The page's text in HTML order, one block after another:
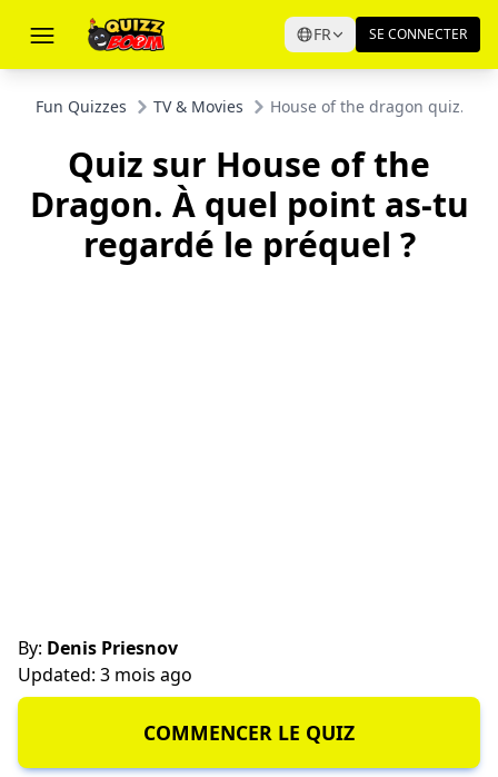
FR SE CONNECTER
Fun Quizzes TV & Movies House of the dragon quiz.
Quiz sur House of the
Dragon. À quel point as-tu
regardé le préquel ?
By: Denis Priesnov
Updated: 3 mois ago
COMMENCER LE QUIZ